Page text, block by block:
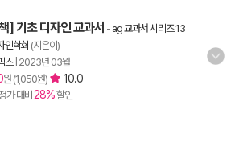
] 기초 디자인 교과서 - ag 교과서 시리즈 13
인학회 (지은이)
스| 2023년 03월
원 (1,050원) 10.0
가 대비 28%할인